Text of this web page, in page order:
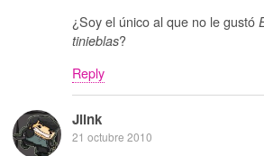
¿Soy el único al que no le gustó
tinieblas?
Reply
Jlink
21 octubre 2010